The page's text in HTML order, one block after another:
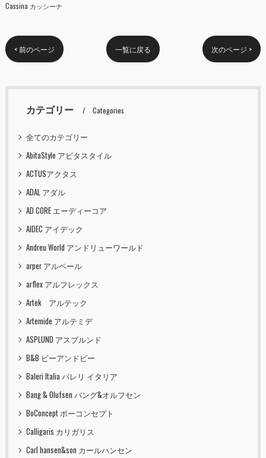
Cassina カッシーナ
< 前のページ 一覧に戻る 次のページ >
カテゴリー Categories
全てのカテゴリー
AbitaStyle アビタスタイル
ACTUSアクタス
ADAL アダル
AD CORE エーディーコア
AIDEC アイデック
Andreu World アンドリューワールド
arper アルペール
arflex アルフレックス
Artek アルテック
Artemide アルテミデ
ASPLUND アスプルンド
B&B ビーアンドビー
Baleri Italia バレリ イタリア
Bang & Olufsen バング&オルフセン
BoConcept ボーコンセプト
Calligaris カリガリス
Carl hansen&son カールハンセン